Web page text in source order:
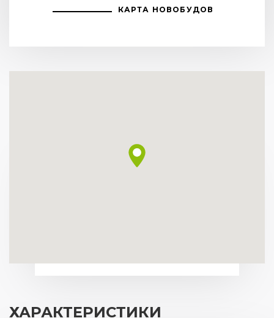
КАРТА НОВОБУДОВ
ХАРАКТЕРИСТИКИ